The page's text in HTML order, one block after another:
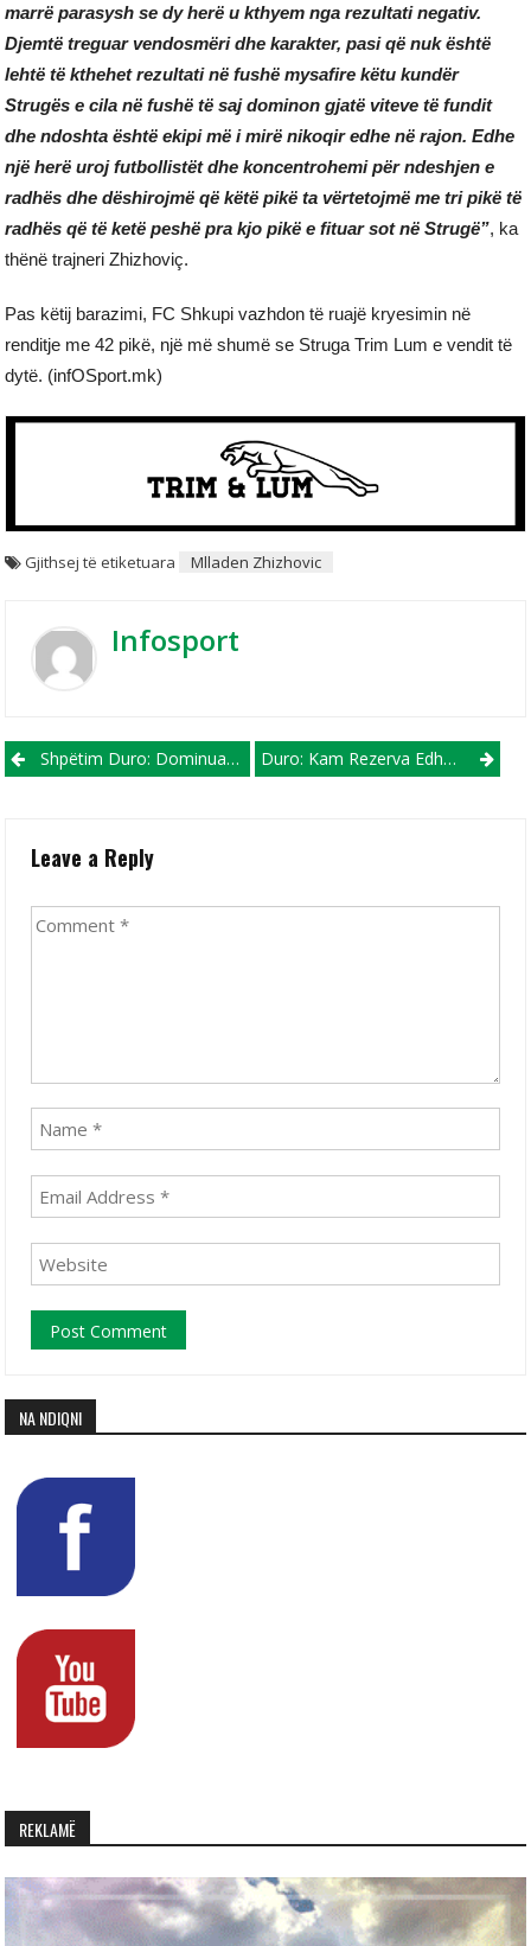
marrë parasysh se dy herë u kthyem nga rezultati negativ.
Djemtë treguar vendosmëri dhe karakter, pasi që nuk është
lehtë të kthehet rezultati në fushë mysafire këtu kundër
Strugës e cila në fushë të saj dominon gjatë viteve të fundit
dhe ndoshta është ekipi më i mirë nikoqir edhe në rajon. Edhe
një herë uroj futbollistët dhe koncentrohemi për ndeshjen e
radhës dhe dëshirojmë që këtë pikë ta vërtetojmë me tri pikë të
radhës që të ketë peshë pra kjo pikë e fituar sot në Strugë”, ka
thënë trajneri Zhizhoviç.
Pas këtij barazimi, FC Shkupi vazhdon të ruajë kryesimin në
renditje me 42 pikë, një më shumë se Struga Trim Lum e vendit të
dytë. (infOSport.mk)
Gjithsej të etiketuara Mlladen Zhizhovic
Infosport
Post navigation
Shpëtim Duro: Dominuam, Më Vjen Keq Që Nuk Fituam Duro: Kam Rezerva Edhe Për Një Penallti Të Dytë Ndaj Ibraimit!
Leave a Reply
NA NDIQNI
REKLAMË